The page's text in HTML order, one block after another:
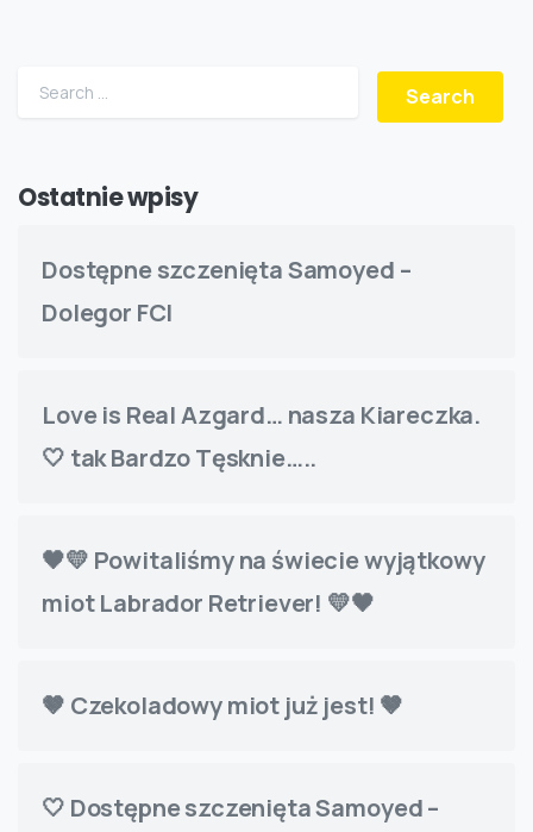
Search for:
Ostatnie wpisy
Dostępne szczenięta Samoyed –
Dolegor FCI
Love is Real Azgard… nasza Kiareczka.
🤍 tak Bardzo Tęsknie…..
🖤💛 Powitaliśmy na świecie wyjątkowy
miot Labrador Retriever! 💛🖤
🤎 Czekoladowy miot już jest! 🤎
🤍 Dostępne szczenięta Samoyed –